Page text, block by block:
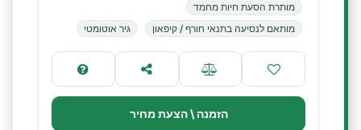
מותרת הסעת חיות מחמד
מותאם לנסיעה בתנאי חורף / קיפאון
גיר אוטומטי
הזמנה \ הצעת מחיר